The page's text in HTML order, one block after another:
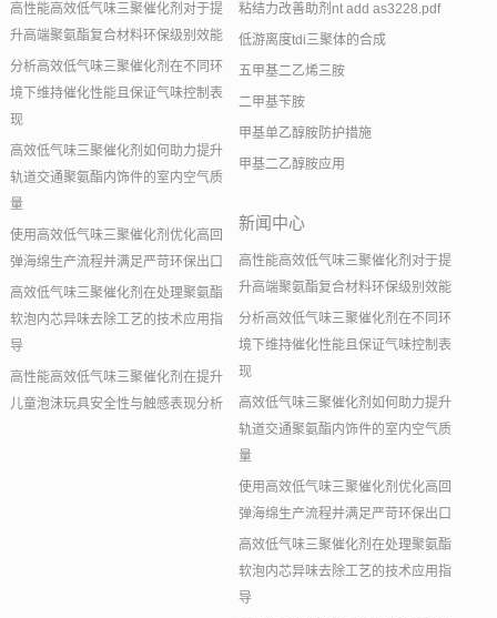
高性能高效低气味三聚催化剂对于提
升高端聚氨酯复合材料环保级别效能
分析高效低气味三聚催化剂在不同环
境下维持催化性能且保证气味控制表
现
高效低气味三聚催化剂如何助力提升
轨道交通聚氨酯内饰件的室内空气质
量
使用高效低气味三聚催化剂优化高回
弹海绵生产流程并满足严苛环保出口
高效低气味三聚催化剂在处理聚氨酯
软泡内芯异味去除工艺的技术应用指
导
高性能高效低气味三聚催化剂在提升
儿童泡沫玩具安全性与触感表现分析
粘结力改善助剂nt add as3228.pdf
低游离度tdi三聚体的合成
五甲基二乙烯三胺
二甲基苄胺
甲基单乙醇胺防护措施
甲基二乙醇胺应用
新闻中心
高性能高效低气味三聚催化剂对于提
升高端聚氨酯复合材料环保级别效能
分析高效低气味三聚催化剂在不同环
境下维持催化性能且保证气味控制表
现
高效低气味三聚催化剂如何助力提升
轨道交通聚氨酯内饰件的室内空气质
量
使用高效低气味三聚催化剂优化高回
弹海绵生产流程并满足严苛环保出口
高效低气味三聚催化剂在处理聚氨酯
软泡内芯异味去除工艺的技术应用指
导